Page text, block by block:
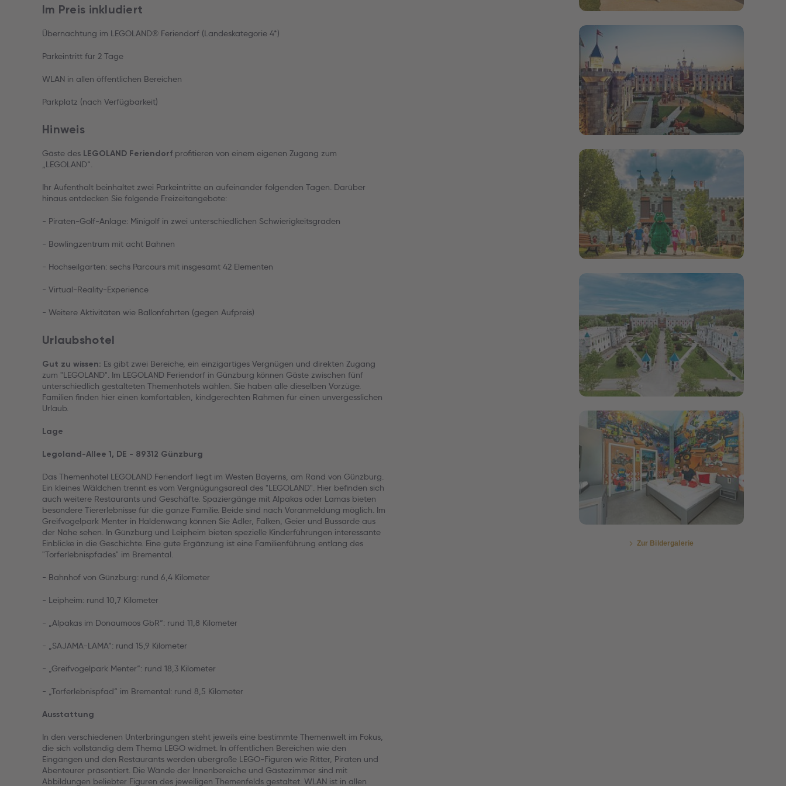
Im Preis inkludiert
Übernachtung im LEGOLAND® Feriendorf (Landeskategorie 4*)
Parkeintritt für 2 Tage
WLAN in allen öffentlichen Bereichen
Parkplatz (nach Verfügbarkeit)
Hinweis
Gäste des LEGOLAND Feriendorf profitieren von einem eigenen Zugang zum
„LEGOLAND“.
Ihr Aufenthalt beinhaltet zwei Parkeintritte an aufeinander folgenden Tagen. Darüber
hinaus entdecken Sie folgende Freizeitangebote:
- Piraten-Golf-Anlage: Minigolf in zwei unterschiedlichen Schwierigkeitsgraden
- Bowlingzentrum mit acht Bahnen
- Hochseilgarten: sechs Parcours mit insgesamt 42 Elementen
- Virtual-Reality-Experience
- Weitere Aktivitäten wie Ballonfahrten (gegen Aufpreis)
Urlaubshotel
Gut zu wissen: Es gibt zwei Bereiche, ein einzigartiges Vergnügen und direkten Zugang
zum "LEGOLAND". Im LEGOLAND Feriendorf in Günzburg können Gäste zwischen fünf
unterschiedlich gestalteten Themenhotels wählen. Sie haben alle dieselben Vorzüge.
Familien finden hier einen komfortablen, kindgerechten Rahmen für einen unvergesslichen
Urlaub.
Lage
Legoland-Allee 1, DE - 89312 Günzburg
Das Themenhotel LEGOLAND Feriendorf liegt im Westen Bayerns, am Rand von Günzburg.
Ein kleines Wäldchen trennt es vom Vergnügungsareal des "LEGOLAND". Hier befinden sich
auch weitere Restaurants und Geschäfte. Spaziergänge mit Alpakas oder Lamas bieten
besondere Tiererlebnisse für die ganze Familie. Beide sind nach Voranmeldung möglich. Im
Greifvogelpark Menter in Haldenwang können Sie Adler, Falken, Geier und Bussarde aus
der Nähe sehen. In Günzburg und Leipheim bieten spezielle Kinderführungen interessante
Einblicke in die Geschichte. Eine gute Ergänzung ist eine Familienführung entlang des
"Torferlebnispfades" im Bremental.
- Bahnhof von Günzburg: rund 6,4 Kilometer
- Leipheim: rund 10,7 Kilometer
- „Alpakas im Donaumoos GbR“: rund 11,8 Kilometer
- „SAJAMA-LAMA“: rund 15,9 Kilometer
- „Greifvogelpark Menter“: rund 18,3 Kilometer
- „Torferlebnispfad“ im Bremental: rund 8,5 Kilometer
Ausstattung
In den verschiedenen Unterbringungen steht jeweils eine bestimmte Themenwelt im Fokus,
die sich vollständig dem Thema LEGO widmet. In öffentlichen Bereichen wie den
Eingängen und den Restaurants werden übergroße LEGO-Figuren wie Ritter, Piraten und
Abenteurer präsentiert. Die Wände der Innenbereiche und Gästezimmer sind mit
Abbildungen beliebter Figuren des jeweiligen Themenfelds gestaltet. WLAN ist in allen
Bildergalerie öffnen
Bildergalerie öffnen
Bildergalerie öffnen
Bildergalerie öffnen
Zur Bildergalerie